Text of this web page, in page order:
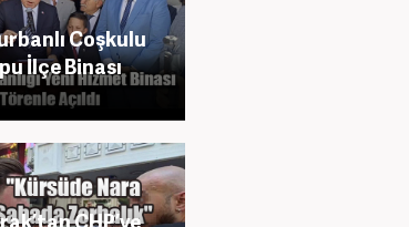
Coşkulu
İlçe Binası
CHP’ye